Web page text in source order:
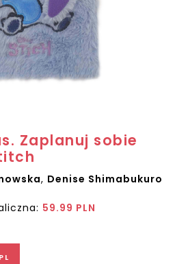
Zaplanuj sobie
, Denise Shimabukuro
59.99 PLN